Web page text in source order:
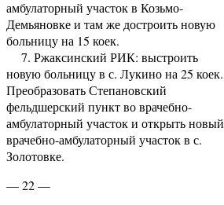
амбулаторный участок в Козьмо-
Демьяновке и там же достроить новую
больницу на 15 коек.
7. Ржаксинский РИК: выстроить
новую больницу в с. Лукино на 25 коек.
Преоб­разовать Степановский
фельдшерский пункт во врачебно-
амбулаторный участок и открыть новый
врачебно-амбулаторный участок в с.
Золотовке.
— 22 —